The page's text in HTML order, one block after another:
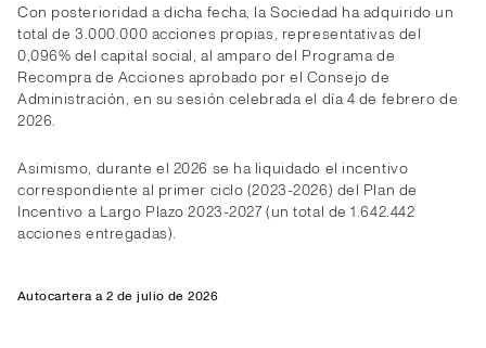
Con posterioridad a dicha fecha, la Sociedad ha adquirido un
total de 3.000.000 acciones propias, representativas del
0,096% del capital social, al amparo del Programa de
Recompra de Acciones aprobado por el Consejo de
Administración, en su sesión celebrada el día 4 de febrero de
2026.
Asimismo, durante el 2026 se ha liquidado el incentivo
correspondiente al primer ciclo (2023-2026) del Plan de
Incentivo a Largo Plazo 2023-2027 (un total de 1.642.442
acciones entregadas).
Autocartera a 2 de julio de 2026